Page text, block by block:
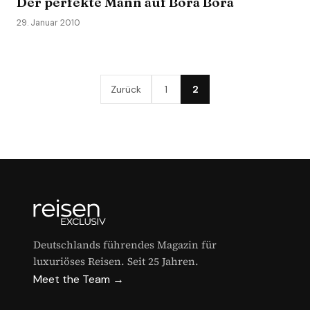
29. Januar 2010
Zurück 1 2
Deutschlands führendes Magazin für
luxuriöses Reisen. Seit 25 Jahren.
Meet the Team →